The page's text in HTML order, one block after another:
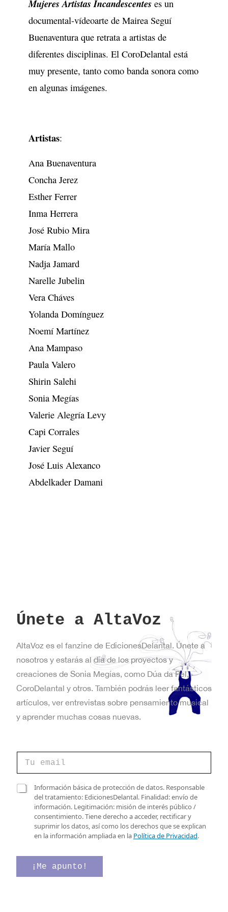
Mujeres Artistas Incandescentes es un
documental-vídeoarte de Mairea Seguí
Buenaventura que retrata a artistas de
diferentes disciplinas. El CoroDelantal está
muy presente, tanto como banda sonora como
en algunas imágenes.
Artistas:
Ana Buenaventura
Concha Jerez
Esther Ferrer
Inma Herrera
José Rubio Mira
María Mallo
Nadja Jamard
Narelle Jubelin
Vera Cháves
Yolanda Domínguez
Noemí Martínez
Ana Mampaso
Paula Valero
Shirin Salehi
Sonia Megías
Valerie Alegría Levy
Capi Corrales
Javier Seguí
José Luis Alexanco
Abdelkader Damani
Únete a AltaVoz
AltaVoz es el fanzine de EdicionesDelantal. Únete a
nosotros y estarás al día de los proyectos y
creaciones de Sonia Megías, como Dúa da Pel,
CoroDelantal y otros. También podrás leer fantásticos
artículos, ver entrevistas sobre pensamiento musical
y aprender muchas cosas nuevas.
r
r
e
C
s
Información básica de protección de datos. Responsable
del tratamiento: EdicionesDelantal. Finalidad: envío de
información. Legitimación: misión de interés público /
consentimiento. Tiene derecho a acceder, rectificar y
suprimir los datos, así como los derechos que se explican
en la información ampliada en la Política de Privacidad.
¡Me apunto!